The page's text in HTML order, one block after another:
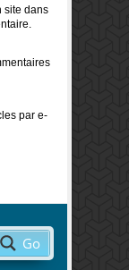
site dans
par e-
Go